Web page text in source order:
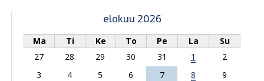
elokuu 2026
Ma Ti Ke To Pe La
Su
27
28 29 30 31 1
2
3
4 5 6 7 8
9